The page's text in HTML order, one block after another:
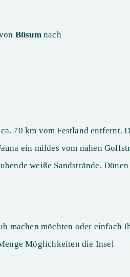
Büsumnach
70 km vom Festland entfernt.
ein mildes vom nahen
weiße Sandstrände,
machen möchten oder einfach
Möglichkeiten die Insel